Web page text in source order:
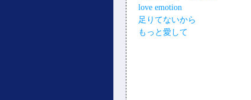
love emotion
足りてないから
もっと愛して